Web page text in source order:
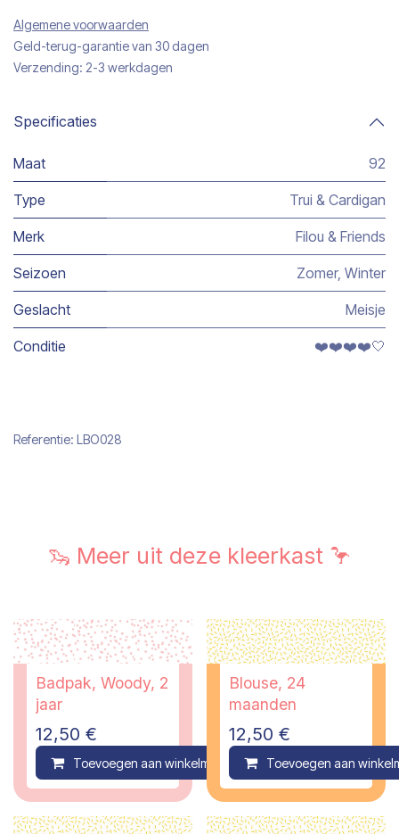
Algemene voorwaarden
Geld-terug-garantie van 30 dagen
Verzending: 2-3 werkdagen
Specificaties
Maat 92
Type Trui & Cardigan
Merk Filou & Friends
Seizoen Zomer, Winter
Geslacht Meisje
Conditie ❤️❤️❤️❤️🤍
Referentie: LBO028
🦦 Meer uit deze kleerkast 🦩
Badpak, Woody, 2
jaar
12,50 €
Toevoegen aan winkelmandje Compare
Blouse, 24
maanden
12,50 €
Toevoegen aan